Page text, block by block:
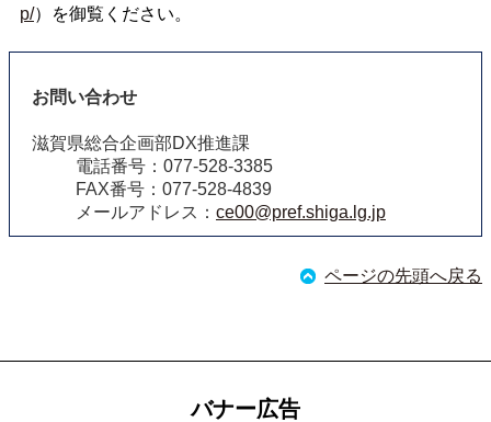
p/）を御覧ください。
お問い合わせ
滋賀県総合企画部DX推進課
電話番号：077-528-3385
FAX番号：077-528-4839
メールアドレス： ce00@pref.shiga.lg.jp
ページの先頭へ戻る
バナー広告